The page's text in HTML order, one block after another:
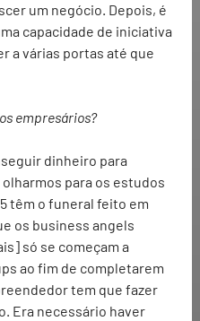
um negócio. Depois, é
capacidade de iniciativa
a várias portas até que
empresários?
dinheiro para
para os estudos
têm o funeral feito em
os business angels
só se começam a
ao fim de completarem
tem que fazer
Era necessário haver